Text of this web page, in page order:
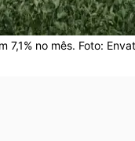
7,1% no mês. Foto: